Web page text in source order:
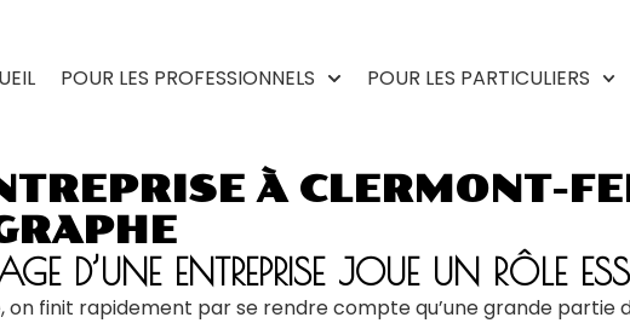
POUR LES PROFESSIONNELS POUR LES PARTICULIERS
À CLERMONT-
D’UNE ENTREPRISE JOUE UN RÔLE
on finit rapidement par se rendre compte qu’une grande